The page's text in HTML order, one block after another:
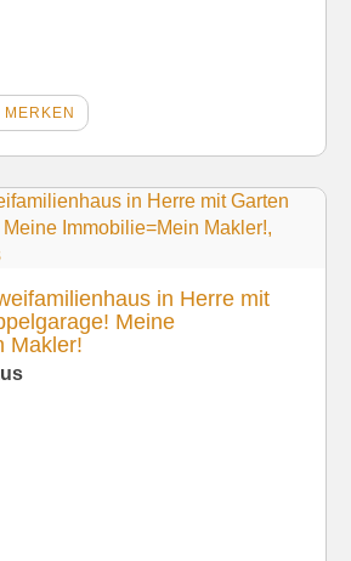
MERKEN
in Herre mit
Meine
Makler!